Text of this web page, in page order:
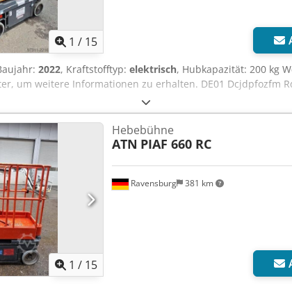
1 / 15
2022, Kraftstofftyp: elektrisch, Hubkapazität: 200 kg
um weitere Informationen zu erhalten. DE01 Dcjdpfozfm
1 / 15
Ravensburg 381 km
Hebebühne
ATN PIAF 660 RC